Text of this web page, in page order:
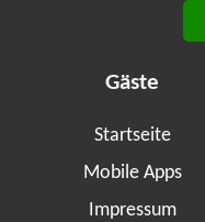
Gäste
Startseite
Mobile Apps
Impressum